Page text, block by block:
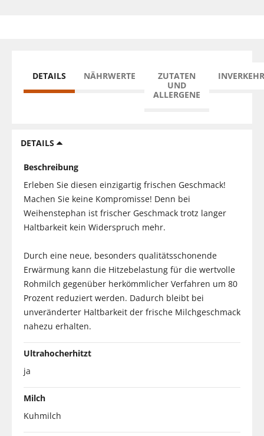
DETAILS NÄHRWERTE
ZUTATEN
UND
ALLERGENE
DETAILS
Beschreibung
Erleben Sie diesen einzigartig frischen Geschmack!
Machen Sie keine Kompromisse! Denn bei
Weihenstephan ist frischer Geschmack trotz langer
Haltbarkeit kein Widerspruch mehr.
Durch eine neue, besonders qualitätsschonende
Erwärmung kann die Hitzebelastung für die wertvolle
Rohmilch gegenüber herkömmlicher Verfahren um 80
Prozent reduziert werden. Dadurch bleibt bei
unveränderter Haltbarkeit der frische Milchgeschmack
nahezu erhalten.
Ultrahocherhitzt
ja
Milch
Kuhmilch